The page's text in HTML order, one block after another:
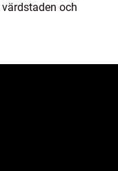
och